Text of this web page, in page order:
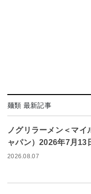
麺類 最新記事
ノグリラーメン＜マイ
ャパン）2026年7月13
2026.08.07